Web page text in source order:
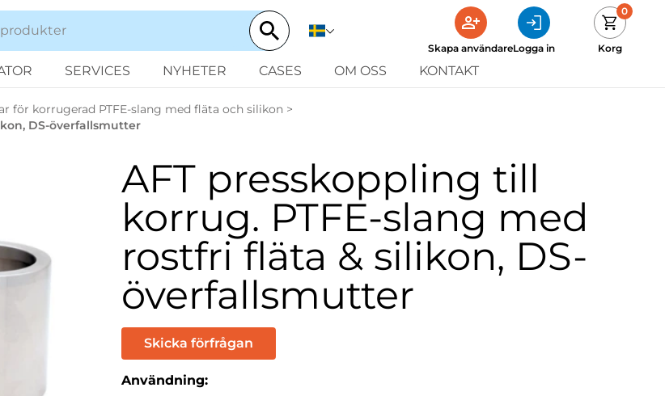
Skapa användareLogga in
0
Korg
SERVICES NYHETER CASES OM OSS KONTAKT
för korrugerad PTFE-slang med fläta och silikon >
DS-överfallsmutter
AFT presskoppling till
korrug. PTFE-slang med
rostfri fläta & silikon, DS-
överfallsmutter
Skicka förfrågan
Användning: